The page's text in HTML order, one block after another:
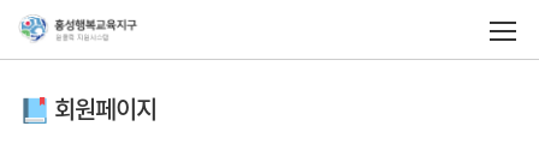
회원페이지